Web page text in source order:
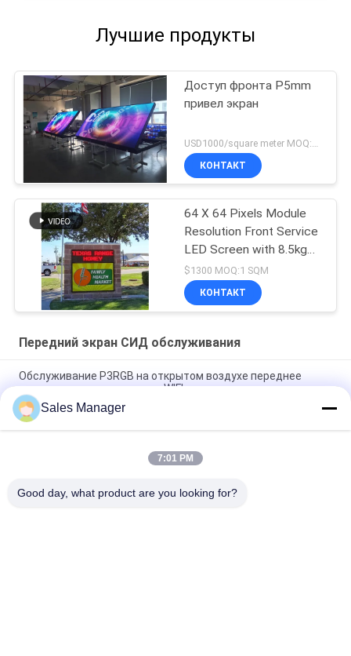
Лучшие продукты
Доступ фронта P5mm
привел экран
КОНТАКТ
64 X 64 Pixels Module
Resolution Front Service
LED Screen with 8.5kg
Cabinet Weight and WIFI
Program Update
$1300 MOQ:1 SQM
КОНТАКТ
Передний экран СИД обслуживания
Обслуживание P3RGB на открытом воздухе переднее
привело управление стены WIFI дисплея видео-
На открытом воздухе передний экран СИД обслуживания
IP65 для показывать сторон церков 2
На открытом воздухе двойник дисплея СИД доступа
Sales Manager
7:01 PM
Good day, what product are you looking for?